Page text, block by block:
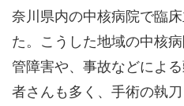
奈川県内の中核病院で臨
た。こうした地域の中核
管障害や、事故などによ
者さんも多く、手術の執